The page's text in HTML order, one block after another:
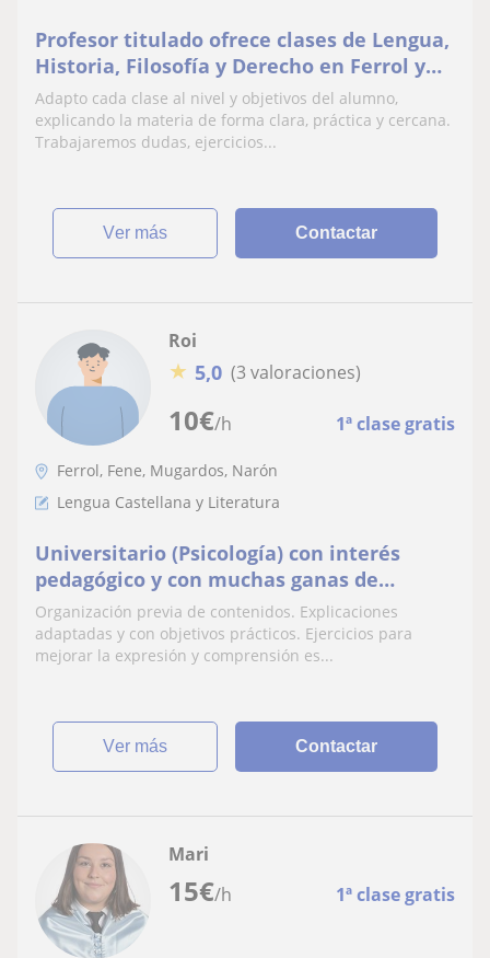
Profesor titulado ofrece clases de Lengua,
Historia, Filosofía y Derecho en Ferrol y
también online
Adapto cada clase al nivel y objetivos del alumno,
explicando la materia de forma clara, práctica y cercana.
Trabajaremos dudas, ejercicios...
ver más Contactar
10€/h 1ª clase gratis
Roi
★ 5,0 (3 valoraciones)
Ferrol, Fene, Mugardos, Narón
Lengua Castellana y Literatura
Universitario (Psicología) con interés
pedagógico y con muchas ganas de
enseñar!
Organización previa de contenidos. Explicaciones
adaptadas y con objetivos prácticos. Ejercicios para
mejorar la expresión y comprensión es...
ver más Contactar
15€/h 1ª clase gratis
Mari